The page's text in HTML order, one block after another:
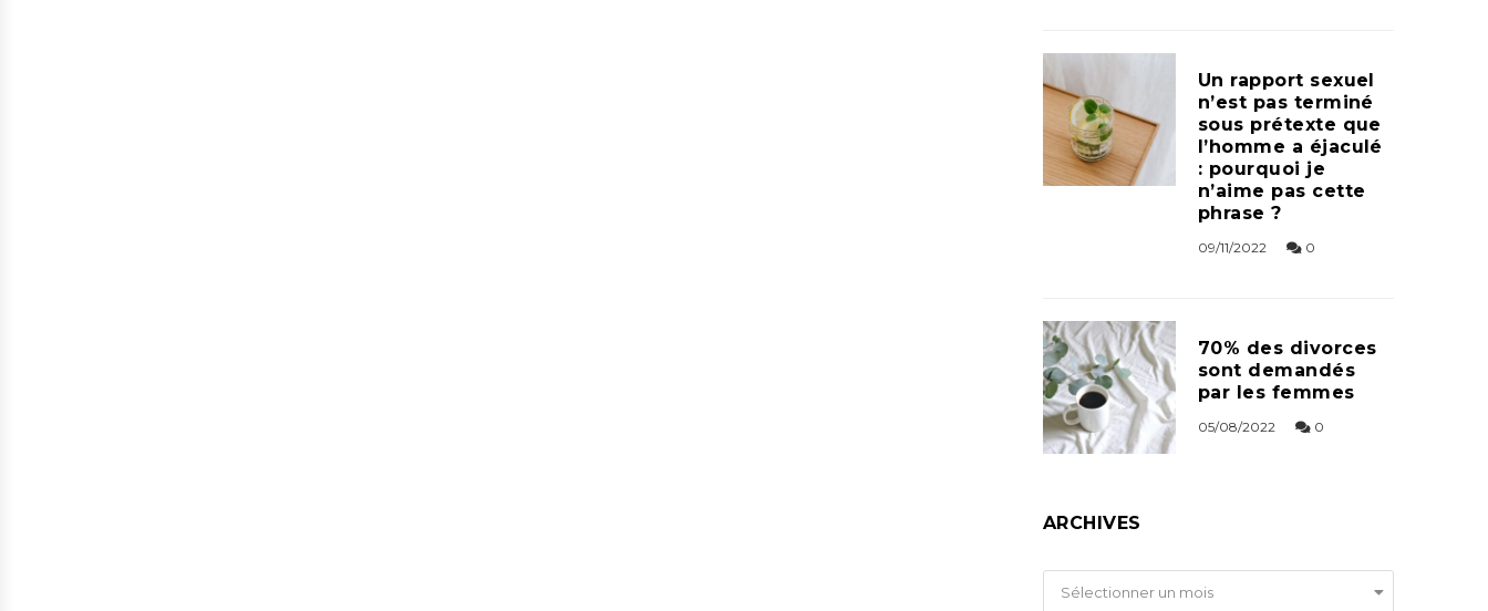
Un rapport sexuel
n’est pas terminé
sous prétexte que
l’homme a éjaculé
: pourquoi je
n’aime pas cette
phrase ?
09/11/2022 0
70% des divorces
sont demandés
par les femmes
05/08/2022 0
ARCHIVES
Archives
Sélectionner un mois